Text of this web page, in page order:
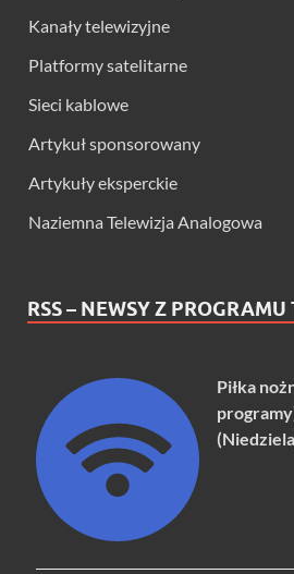
Kanały telewizyjne
Platformy satelitarne
Sieci kablowe
Artykuł sponsorowany
Artykuły eksperckie
Naziemna Telewizja Analogowa
RSS – NEWSY Z PROGRAMU
Piłka